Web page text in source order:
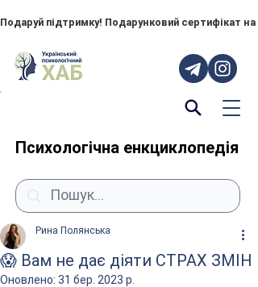
Подаруй підтримку! Подарунковий сертифікат
Психологічна енкциклопедія
😱 Вам не дає діяти СТРАХ ЗМІН
Рина Полянська
Оновлено: 31 бер. 2023 р.